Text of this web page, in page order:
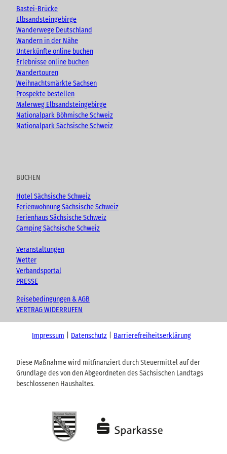
e
o
k
r
a
m
Bastei-Brücke
Elbsandsteingebirge
Wanderwege Deutschland
Wandern in der Nähe
Unterkünfte online buchen
Erlebnisse online buchen
Wandertouren
Weihnachtsmärkte Sachsen
Prospekte bestellen
Malerweg Elbsandsteingebirge
Nationalpark Böhmische Schweiz
Nationalpark Sächsische Schweiz
BUCHEN
Hotel Sächsische Schweiz
Ferienwohnung Sächsische Schweiz
Ferienhaus Sächsische Schweiz
Camping Sächsische Schweiz
Veranstaltungen
Wetter
Verbandsportal
PRESSE
Reisebedingungen & AGB
VERTRAG WIDERRUFEN
Impressum Datenschutz Barrierefreiheitserklärung
Diese Maßnahme wird mitfinanziert durch Steuermittel auf der
Grundlage des von den Abgeordneten des Sächsischen Landtags
beschlossenen Haushaltes.